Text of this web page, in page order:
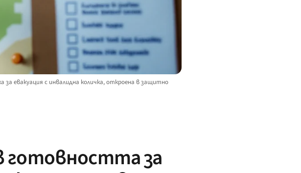
евакуация с инвалидна количка, откроена в защитно
готовността за